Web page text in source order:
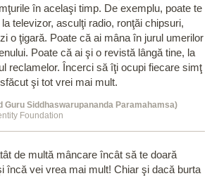
în acelaşi timp. De exemplu, poate te
televizor, asculţi radio, ronţăi chipsuri,
o ţigară. Poate că ai mâna în jurul umerilor
Poate că ai şi o revistă lângă tine, la
reclamelor. Încerci să îţi ocupi fiecare simţ
şi tot vrei mai mult.
Guru Siddhaswarupananda Paramahamsa)
Foundation
de multă mâncare încât să te doară
încă vei vrea mai mult! Chiar şi dacă burta